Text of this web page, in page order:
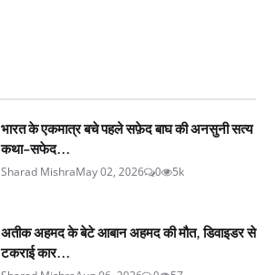
भारत के एकमात्र बचे पहले सफ़ेद बाघ की अनसुनी सत्य
कथा-सफेद...
Sharad MishraMay 02, 2026 0 5k
अतीक अहमद के बेटे आबान अहमद की मौत, डिवाइडर से
टकराई कार...